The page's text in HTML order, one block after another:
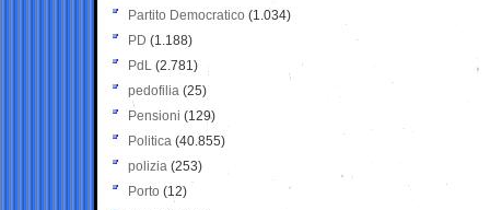
Partito Democratico (1.034)
PD (1.188)
PdL (2.781)
pedofilia (25)
Pensioni (129)
Politica (40.855)
polizia (253)
Porto (12)